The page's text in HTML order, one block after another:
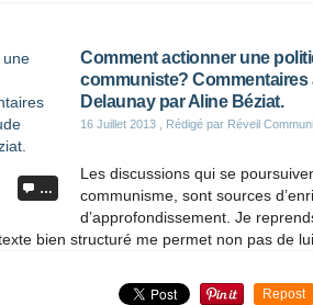
…
Comment actionner une
communiste? Commentaires
Delaunay par Aline Béziat.
16 Juillet 2013 , Rédigé par Réveil
Les discussions qui se
communisme, sont sources
d’approfondissement. Je
bien structuré me permet non pas de
Repost